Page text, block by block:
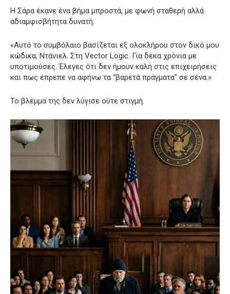
Η Σάρα έκανε ένα βήμα μπροστά, με φωνή σταθερή αλλά
αδιαμφισβήτητα δυνατή.
«Αυτό το συμβόλαιο βασίζεται εξ ολοκλήρου στον δικό μου
κώδικα, Ντάνιελ. Στη Vector Logic. Για δέκα χρόνια με
υποτιμούσες. Έλεγες ότι δεν ήμουν καλή στις επιχειρήσεις
και πως έπρεπε να αφήνω τα “βαρετά πράγματα” σε σένα.»
Το βλέμμα της δεν λύγισε ούτε στιγμή.